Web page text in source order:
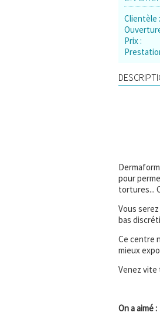
Clientèle :
Prix :
pour
tortures...
Vous
bas
Ce centre
mieux
Venez vite
On a aimé :